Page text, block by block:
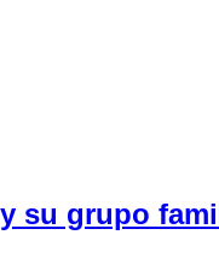
su grupo